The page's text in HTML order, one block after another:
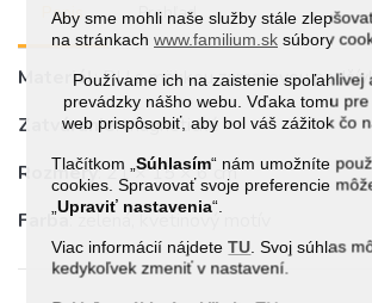
Aby sme mohli naše služby stále
na stránkachwww.familium.sk súbory
Používame ich na zaistenie spoľahlivej
prevádzky nášho webu. Vďaka tomu
web prispôsobiť, aby bol váš zážitok čo
Tlačítkom „Súhlasím“ nám umožníte
cookies. Spravovať svoje preferencie
„Upraviť nastavenia“.
Viac informácií nájdete TU . Svoj súhlas
kedykoľvek zmeniť v nastavení.
Popis Prehľad
Materiál: PU s mäkkou zamatovou
Zatváranie: magnetické
Rozmery: 21 × 15 × 6 cm
Farba: zelená, kvetinový motív